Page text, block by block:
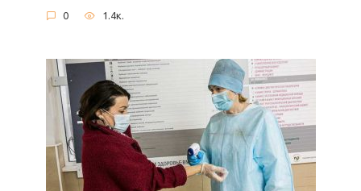
0 1.4к.